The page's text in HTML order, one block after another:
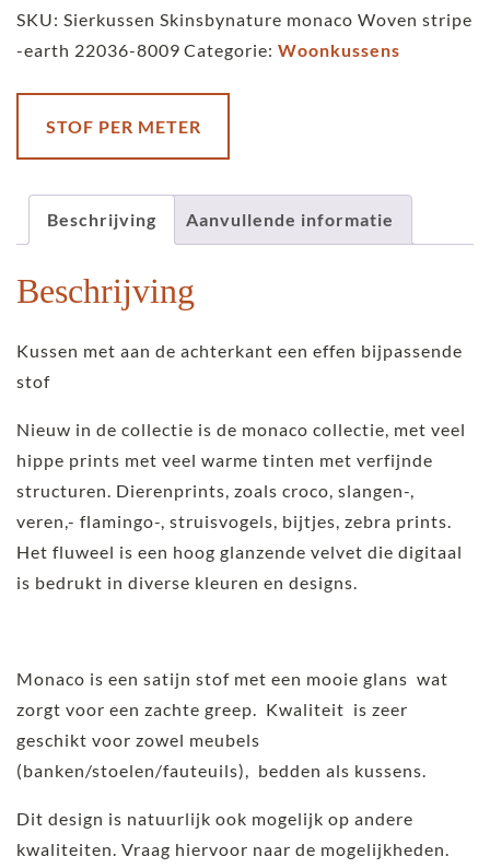
-
earth
aantal
SKU: Sierkussen Skinsbynature monaco Woven stripe
-earth 22036-8009 Categorie: Woonkussens
STOF PER METER
Beschrijving Aanvullende informatie
Beschrijving
Kussen met aan de achterkant een effen bijpassende
stof
Nieuw in de collectie is de monaco collectie, met veel
hippe prints met veel warme tinten met verfijnde
structuren. Dierenprints, zoals croco, slangen-,
veren,- flamingo-, struisvogels, bijtjes, zebra prints.
Het fluweel is een hoog glanzende velvet die digitaal
is bedrukt in diverse kleuren en designs.
Monaco is een satijn stof met een mooie glans wat
zorgt voor een zachte greep. Kwaliteit is zeer
geschikt voor zowel meubels
(banken/stoelen/fauteuils), bedden als kussens.
Dit design is natuurlijk ook mogelijk op andere
kwaliteiten. Vraag hiervoor naar de mogelijkheden.